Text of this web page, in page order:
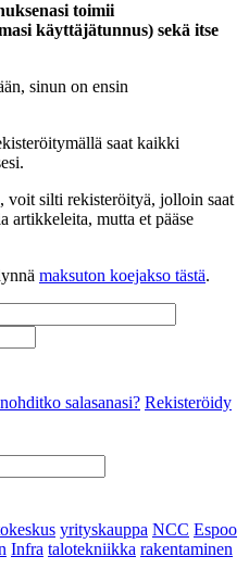
toimii
käyttäjätunnus) sekä itse
sinun on ensin
saat kaikki
voit silti rekisteröityä, jolloin saat
artikkeleita, mutta et pääse
maksuton koejakso tästä.
salasanasi? Rekisteröidy
yrityskauppa NCC Espoo
Infra talotekniikka rakentaminen